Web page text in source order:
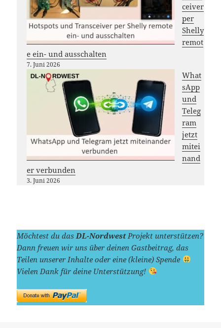
ceiver
per
Shelly
remot
e ein- und ausschalten
7. Juni 2026
What
sApp
und
Teleg
ram
jetzt
mitei
nand
er verbunden
3. Juni 2026
Möchtest du das DL-Nordwest Projekt unterstützen?
Dann freuen wir uns über deinen Gastbeitrag, das
Teilen unserer Inhalte oder eine (kleine) Spende
Vielen Dank für deine Unterstützung!